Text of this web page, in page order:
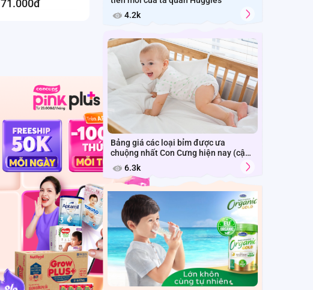
71.000đ 80.000đ
4.2k
Bảng giá các loại bỉm được ưa
chuộng nhất Con Cưng hiện nay (cập
nhật năm 2026)
6.3k